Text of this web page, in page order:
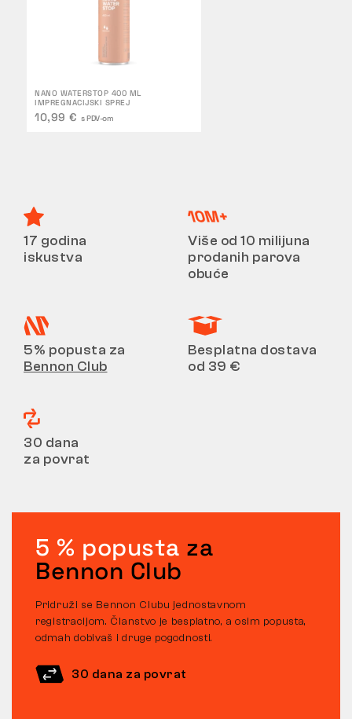
NANO WATERSTOP 400 ML
IMPREGNACIJSKI SPREJ
10,99 € s PDV-om
17 godina
iskustva
Više od 10 milijuna
prodanih parova
obuće
5% popusta za
Bennon Club
Besplatna dostava
od 39 €
30 dana
za povrat
5 % popusta za
Bennon Club
Pridruži se Bennon Clubu jednostavnom
registracijom. Članstvo je besplatno, a osim popusta,
odmah dobivaš i druge pogodnosti.
30 dana za povrat